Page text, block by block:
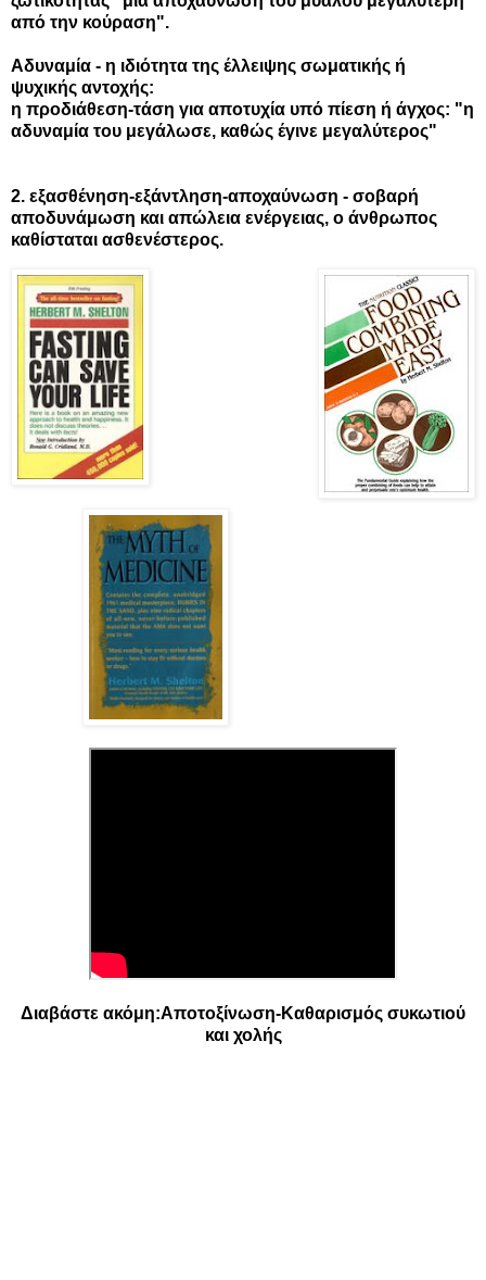
από την κούραση".
Αδυναμία - η ιδιότητα της έλλειψης σωματικής ή
ψυχικής αντοχής:
η προδιάθεση-τάση για αποτυχία υπό πίεση ή άγχος: "η
αδυναμία του μεγάλωσε, καθώς έγινε μεγαλύτερος"
2. εξασθένηση-εξάντληση-αποχαύνωση - σοβαρή
αποδυνάμωση και απώλεια ενέργειας, ο άνθρωπος
καθίσταται ασθενέστερος.
Διαβάστε ακόμη:Αποτοξίνωση-Καθαρισμός συκωτιού
και χολής